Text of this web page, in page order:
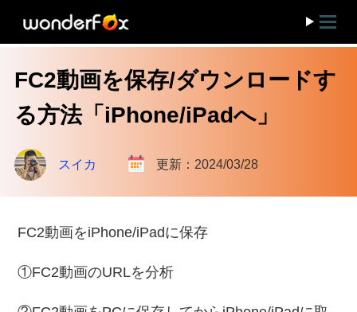
FC2動画を保存/ダウンロードす
る方法「iPhone/iPadへ」
スイカ 更新：2024/03/28
FC2動画をiPhone/iPadに保存
①FC2動画のURLを分析